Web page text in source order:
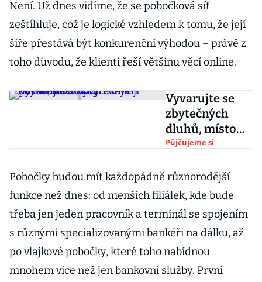
Není. Už dnes vidíme, že se pobočková síť
zeštíhluje, což je logické vzhledem k tomu, že její
šíře přestává být konkurenční výhodou – právě z
toho důvodu, že klienti řeší většinu věcí online.
Vyvarujte se
zbytečných
dluhů, místo
půjček na
zkuste raději
peníze ušetřit
Půjčujeme si
Pobočky budou mít každopádně různorodější
funkce než dnes: od menších filiálek, kde bude
třeba jen jeden pracovník a terminál se spojením
s různými specializovanými bankéři na dálku, až
po vlajkové pobočky, které toho nabídnou
mnohem více než jen bankovní služby. První